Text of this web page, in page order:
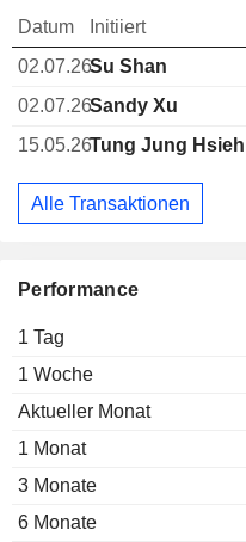
Performance
1 Tag
1 Woche
Aktueller Monat
1 Monat
3 Monate
6 Monate
Datum Initiiert
02.07.26Su Shan
02.07.26Sandy Xu
15.05.26Tung Jung Hsieh
Alle Transaktionen